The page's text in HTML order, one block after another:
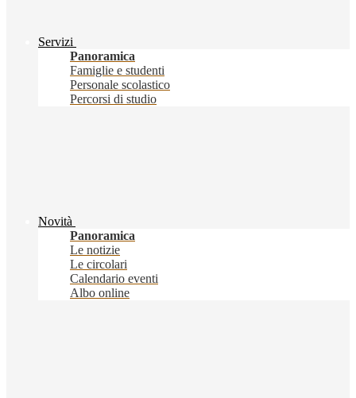
Servizi
Panoramica
Famiglie e studenti
Personale scolastico
Percorsi di studio
Novità
Panoramica
Le notizie
Le circolari
Calendario eventi
Albo online